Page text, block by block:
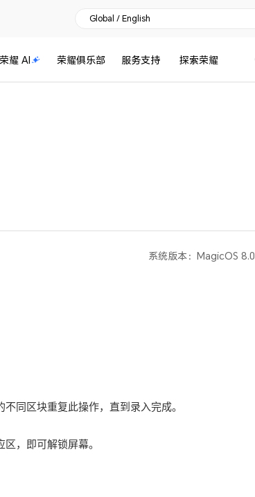
Global / English
荣耀 AI 荣耀俱乐部 服务支持 探索荣耀
系统版本：MagicOS 8.0
同区块重复此操作，直到录入完成。
，即可解锁屏幕。